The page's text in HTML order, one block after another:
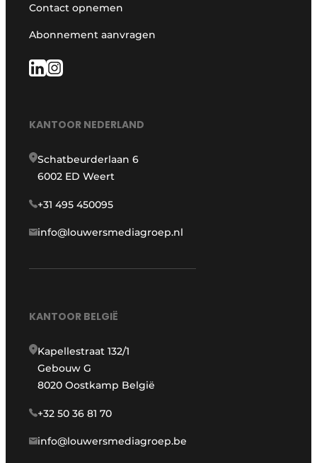
Contact opnemen
Abonnement aanvragen
KANTOOR NEDERLAND
Schatbeurderlaan 6
6002 ED Weert
+31 495 450095
info@louwersmediagroep.nl
KANTOOR BELGIË
Kapellestraat 132/1
Gebouw G
8020 Oostkamp België
+32 50 36 81 70
info@louwersmediagroep.be